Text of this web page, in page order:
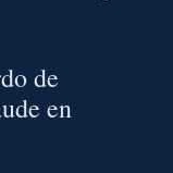
de
en